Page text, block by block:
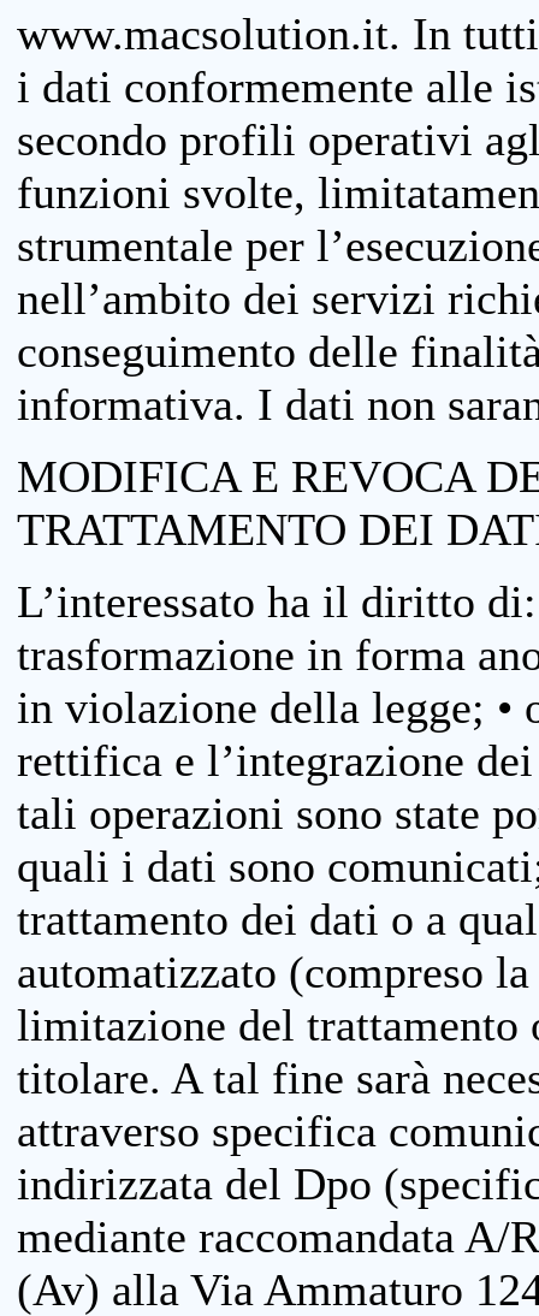
www.macsolution.it. In
i dati conformemente alle
secondo profili operativi
funzioni svolte,
strumentale per
nell’ambito dei servizi
conseguimento delle
informativa. I dati non
MODIFICA E REVOCA
TRATTAMENTO DEI
L’interessato ha il diritto
trasformazione in forma
in violazione della legge; •
rettifica e l’integrazione
tali operazioni sono state
quali i dati sono
trattamento dei dati o a
automatizzato (compreso
limitazione del trattamento
titolare. A tal fine sarà
attraverso specifica
indirizzata del Dpo
mediante raccomandata
(Av) alla Via Ammaturo